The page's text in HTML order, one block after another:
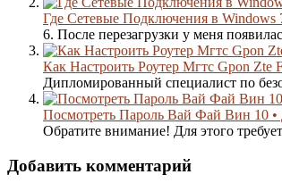
Где Сетевые Подключения в Windows
6. После перезагрузки у меня
Как Настроить Роутер Мгтс Gpon Zte
Дипломированный специалист по
Посмотреть Пароль Вай Фай Вин 10 •
Обратите внимание! Для этого
Добавить комментарий